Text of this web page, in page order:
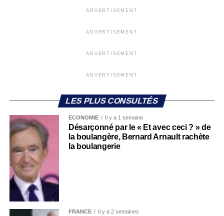
ADVERTISEMENT
ADVERTISEMENT
ADVERTISEMENT
ADVERTISEMENT
LES PLUS CONSULTÉS
ECONOMIE Il y a 1 semaine
Désarçonné par le « Et avec ceci ? » de
la boulangère, Bernard Arnault rachète
la boulangerie
FRANCE Il y a 2 semaines